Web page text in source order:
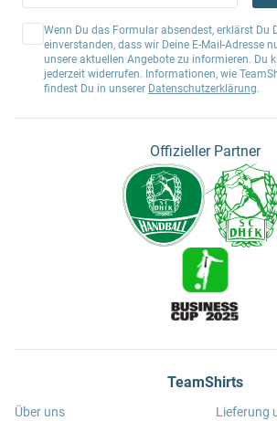
Wenn Du das Formular absendest, erklärst Du
einverstanden, dass wir Deine E-Mail-Adresse
unsere aktuellen Angebote zu informieren. Du
jederzeit widerrufen. Informationen, wie
findest Du in unserer Datenschutzerklärung.
Offizieller Partner
TeamShirts
Über uns
Lieferung